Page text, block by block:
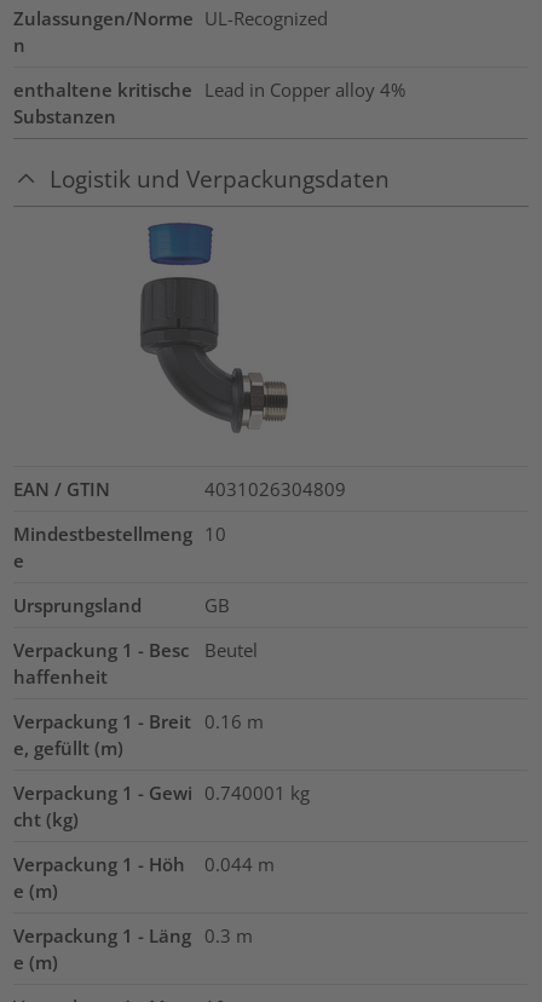
Zulassungen/Norme
n
UL-Recognized
enthaltene kritische
Substanzen
Lead in Copper alloy 4%
Logistik und Verpackungsdaten
EAN / GTIN
4031026304809
Mindestbestellmeng
e
10
Ursprungsland
GB
Verpackung 1 - Besc
haffenheit
Beutel
Verpackung 1 - Breit
e, gefüllt (m)
0.16 m
Verpackung 1 - Gewi
cht (kg)
0.740001 kg
Verpackung 1 - Höh
e (m)
0.044 m
Verpackung 1 - Läng
e (m)
0.3 m